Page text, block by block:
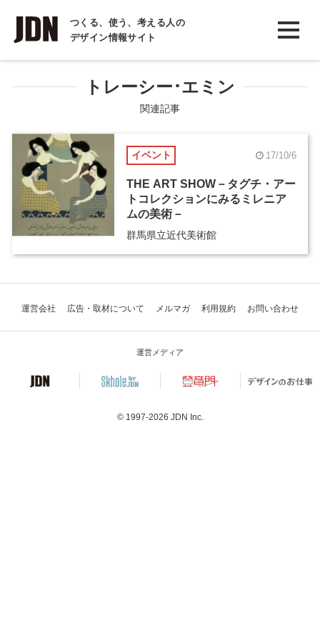
つくる、使う、考える人の
デザイン情報サイト
INTERVIEW
インタビュー
REPORT
COLUMN
コラム
トレーシー･エミン
関連記事
イベント 17/10/6
THE ART SHOW－タグチ・アー
トコレクションにみるミレニア
ムの美術－
群馬県立近代美術館
運営会社 広告・取材について メルマガ 利用規約 お問い合わせ
運営メディア
© 1997-2026 JDN Inc.